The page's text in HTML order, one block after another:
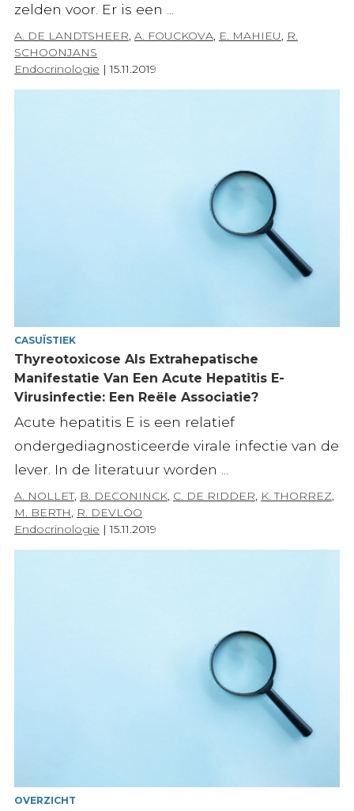
zelden voor. Er is een ...
A. DE LANDTSHEER, A. FOUCKOVA, E. MAHIEU, R.
SCHOONJANS
Endocrinologie |15.11.2019
CASUÏSTIEK
Thyreotoxicose Als Extrahepatische
Manifestatie Van Een Acute Hepatitis E-
Virusinfectie: Een Reële Associatie?
Acute hepatitis E is een relatief
ondergediagnosticeerde virale infectie van de
lever. In de literatuur worden ...
A. NOLLET, B. DECONINCK, C. DE RIDDER, K. THORREZ,
M. BERTH, R. DEVLOO
Endocrinologie |15.11.2019
OVERZICHT